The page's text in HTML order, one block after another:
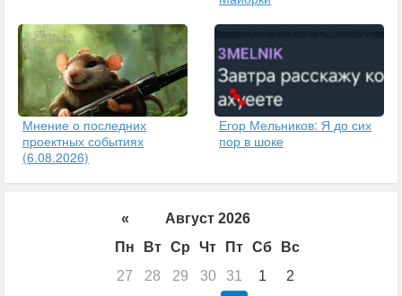
Мнение о последних
проектных событиях
(6.08.2026)
Егор Мельников: Я до сих
пор в шоке
«
Август 2026
Пн
Вт Ср Чт Пт Сб
Вс
27
28 29 30 31 1 2